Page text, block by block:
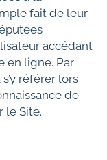
fait de leur
accédant
en ligne. Par
référer lors
de
le Site.